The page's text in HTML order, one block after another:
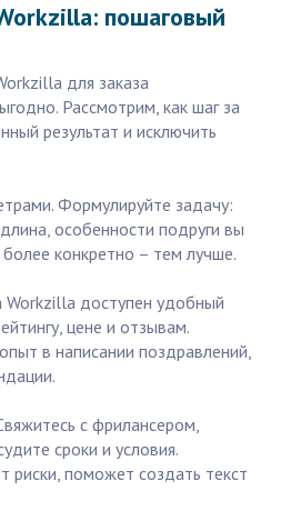
пошаговый
для заказа
Рассмотрим, как шаг за
результат и исключить
Формулируйте задачу:
особенности подруги вы
конкретно – тем лучше.
Workzilla доступен удобный
цене и отзывам.
в написании поздравлений,
с фрилансером,
сроки и условия.
риски, поможет создать текст